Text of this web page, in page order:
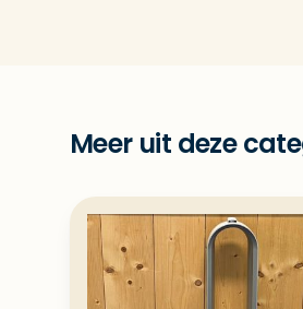
Meer uit deze